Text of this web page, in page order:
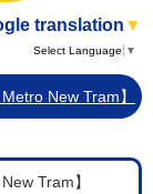
translation ▼
Select Language ▼
New Tram】
Tram】